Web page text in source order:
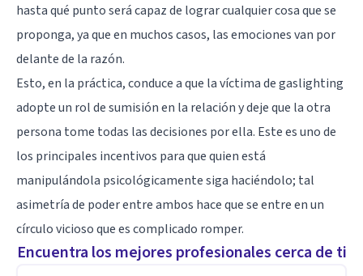
hasta qué punto será capaz de lograr cualquier cosa que se
proponga, ya que en muchos casos, las emociones van por
delante de la razón.
Esto, en la práctica, conduce a que la víctima de gaslighting
adopte un rol de sumisión en la relación y deje que la otra
persona tome todas las decisiones por ella. Este es uno de
los principales incentivos para que quien está
manipulándola psicológicamente siga haciéndolo; tal
asimetría de poder entre ambos hace que se entre en un
círculo vicioso que es complicado romper.
Encuentra los mejores profesionales cerca de ti